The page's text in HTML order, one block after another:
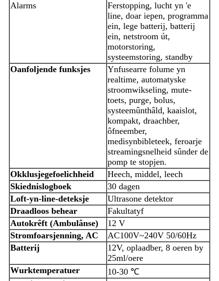
Alarms
Ferstopping, lucht yn 'e
line, doar iepen, programma
ein, lege batterij, batterij
ein, netstroom út,
motorstoring,
systeemstoring, standby
Oanfoljende funksjes
Ynfusearre folume yn
realtime, automatyske
stroomwikseling, mute-
toets, purge, bolus,
systeemûnthâld, kaaislot,
kompakt, draachber,
ôfneember,
medisynbibleteek, feroarje
streamingsnelheid sûnder de
pomp te stopjen.
Okklusjegefoelichheid
Heech, middel, leech
Skiednislogboek
30 dagen
Loft-yn-line-deteksje
Ultrasone detektor
Draadloos behear
Fakultatyf
Autokrêft (Ambulânse)
12 V
Stromfoarsjenning, AC
AC100V~240V 50/60Hz
Batterij
12V, oplaadber, 8 oeren by
25ml/oere
Wurktemperatuer
10-30 ℃